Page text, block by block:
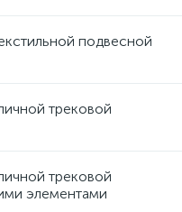
подвесной
трековой
трековой
элементами